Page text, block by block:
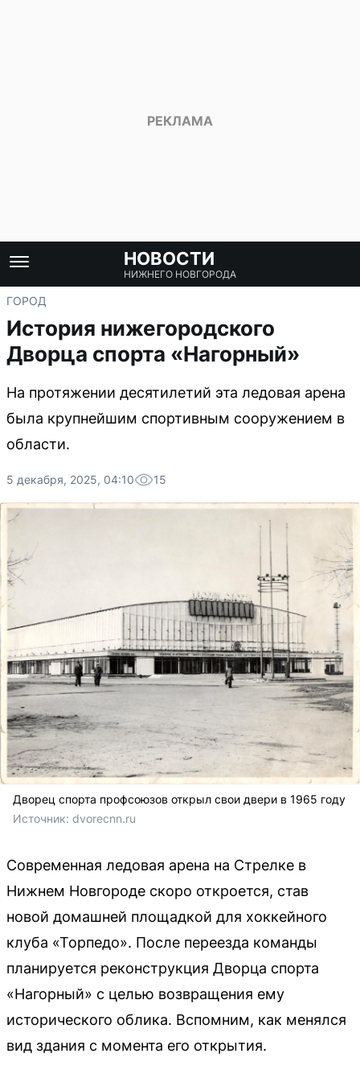
НОВОСТИ
НИЖНЕГО НОВГОРОДА
ГОРОД
История нижегородского
Дворца спорта «Нагорный»
На протяжении десятилетий эта ледовая арена
была крупнейшим спортивным сооружением в
области.
5 декабря, 2025, 04:10 15
Дворец спорта профсоюзов открыл свои двери в 1965 году
Источник: dvorecnn.ru
Современная ледовая арена на Стрелке в
Нижнем Новгороде скоро откроется, став
новой домашней площадкой для хоккейного
клуба «Торпедо». После переезда команды
планируется реконструкция Дворца спорта
«Нагорный» с целью возвращения ему
исторического облика. Вспомним, как менялся
вид здания с момента его открытия.